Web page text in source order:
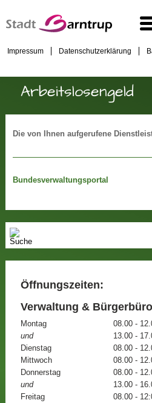
Impressum Datenschutzerklärung
Arbeitslosengeld
Die von Ihnen aufgerufene
Bundesverwaltungsportal
Öffnungszeiten:
Verwaltung & Bürgerbüro
Montag
08.00 -
und
13.00 -
Dienstag
08.00 -
Mittwoch
08.00 -
Donnerstag
08.00 -
und
13.00 -
Freitag
08.00 -